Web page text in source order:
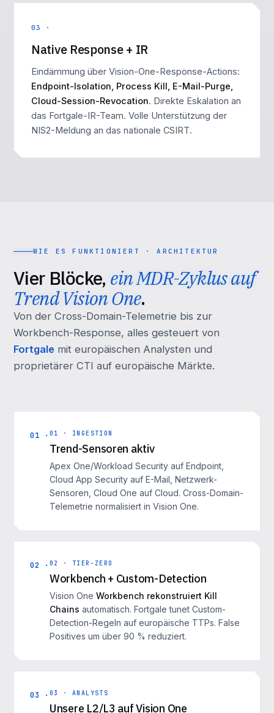
03 ·
Native Response + IR
Eindämmung über Vision-One-Response-Actions:
Endpoint-Isolation, Process Kill, E-Mail-Purge,
Cloud-Session-Revocation. Direkte Eskalation an
das Fortgale-IR-Team. Volle Unterstützung der
NIS2-Meldung an das nationale CSIRT.
WIE ES FUNKTIONIERT · ARCHITEKTUR
Vier Blöcke, ein MDR-Zyklus auf
Trend Vision One.
Von der Cross-Domain-Telemetrie bis zur
Workbench-Response, alles gesteuert von
Fortgale mit europäischen Analysten und
proprietärer CTI auf europäische Märkte.
01 · 01 · INGESTION
Trend-Sensoren aktiv
Apex One/Workload Security auf Endpoint,
Cloud App Security auf E-Mail, Netzwerk-
Sensoren, Cloud One auf Cloud. Cross-Domain-
Telemetrie normalisiert in Vision One.
02 · 02 · TIER-ZERO
Workbench + Custom-Detection
Vision One Workbench rekonstruiert Kill
Chains automatisch. Fortgale tunet Custom-
Detection-Regeln auf europäische TTPs. False
Positives um über 90 % reduziert.
03 · 03 · ANALYSTS
Unsere L2/L3 auf Vision One